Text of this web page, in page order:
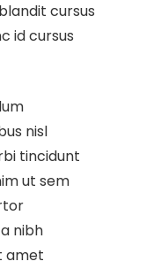
cursus
id cursus
nisl
tincidunt
ut sem
nibh
amet